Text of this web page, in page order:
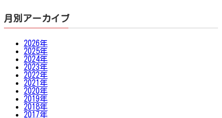
月別アーカイブ
2026年
2025年
2024年
2023年
2022年
2021年
2020年
2019年
2018年
2017年